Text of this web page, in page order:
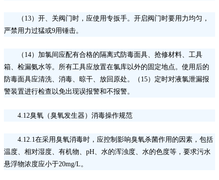
（ 13）开、关阀门时，应使用专扳手。开启阀门时要用力均匀，
严禁用力过猛或9用锤击。
（ 14）加氯间应配有合格的隔离式防毒面具、抢修材料、工具
箱、检漏氨水等。所有工具应放置在氯库以外的固定地点。使用后的
防毒面具应清洗、消毒、晾干、放回原处。（15）定时对液氯泄漏报
警装置进行检查以免出现误报警和不报警。
4.12臭氧（臭氧发生器）消毒操作规范
4.12.1在采用臭氧消毒时，应控制影响臭氧杀菌作用的因素，包括
温度、相对湿度、有机物、pH、水的浑浊度、水的色度等，要求污水
悬浮物浓度应小于20mg/L。